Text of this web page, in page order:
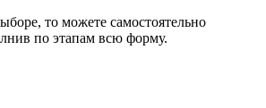
то можете самостоятельно
по этапам всю форму.